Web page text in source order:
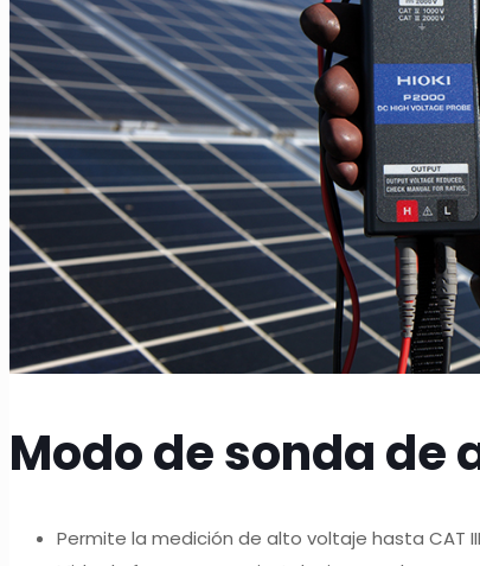
Modo de sonda de
Permite la medición de alto voltaje hasta CAT III